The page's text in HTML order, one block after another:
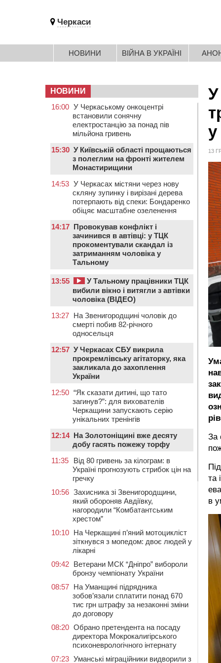
Черкаси
НОВИНИ ВІЙНА В УКРАЇНІ
У
у
13
За
та
в
НОВИНИ
16:00 У Черкаському онкоцентрі
встановили сонячну
електростанцію за понад пів
мільйона гривень
15:30 У Київській області прощаються
з полеглим на фронті жителем
Монастирищини
14:53 У Черкасах містяни через нову
скляну зупинку і вирізані дерева
потерпають від спеки: Бондаренко
обіцяє масштабне озеленення
14:17 Провокував конфлікт і
зачинився в автівці: у ТЦК
прокоментували скандал із
затриманням чоловіка у
Тальному
13:55
У Тальному працівники ТЦК
вибили вікно і витягли з автівки
чоловіка (ВІДЕО)
13:27 На Звенигородщині чоловік до
смерті побив 82-річного
односельця
12:57 У Черкасах СБУ викрила
прокремлівську агітаторку, яка
закликала до захоплення
України
12:50 “Як сказати дитині, що тато
загинув?”: для вихователів
Черкащини запускають серію
унікальних тренінгів
12:14 На Золотоніщині вже десяту
добу гасять пожежу торфу
11:35
Від 80 гривень за кілограм: в
Україні прогнозують стрибок цін на
гречку
10:56 Захисника зі Звенигородщини,
який обороняв Авдіївку,
нагородили “Комбатантським
хрестом”
10:10 На Черкащині п’яний мотоцикліст
зіткнувся з мопедом: двоє людей у
лікарні
09:42 Ветерани МСК “Дніпро” вибороли
бронзу чемпіонату України
08:57 На Уманщині підрядника
зобов’язали сплатити понад 670
тис грн штрафу за незаконні зміни
до договору
08:20 Обрано претендента на посаду
директора Мокрокалигірського
психоневрологічного інтернату
07:23 Уманські міграційники видворили з